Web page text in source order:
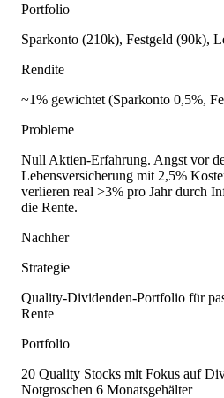
Portfolio
Sparkonto (210k), Festgeld (90k),
Rendite
~1% gewichtet (Sparkonto 0,5%,
Probleme
Null Aktien-Erfahrung. Angst vor
Lebensversicherung mit 2,5%
verlieren real >3% pro Jahr durch
die Rente.
Nachher
Strategie
Quality-Dividenden-Portfolio für
Rente
Portfolio
20 Quality Stocks mit Fokus auf
Notgroschen 6 Monatsgehälter